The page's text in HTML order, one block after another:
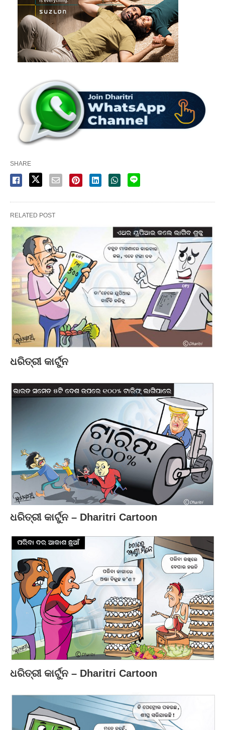
SHARE
RELATED POST
ଧରିତ୍ରୀ କାର୍ଟୁନ
ଧରିତ୍ରୀ କାର୍ଟୁନ – Dharitri Cartoon
ଧରିତ୍ରୀ କାର୍ଟୁନ – Dharitri Cartoon